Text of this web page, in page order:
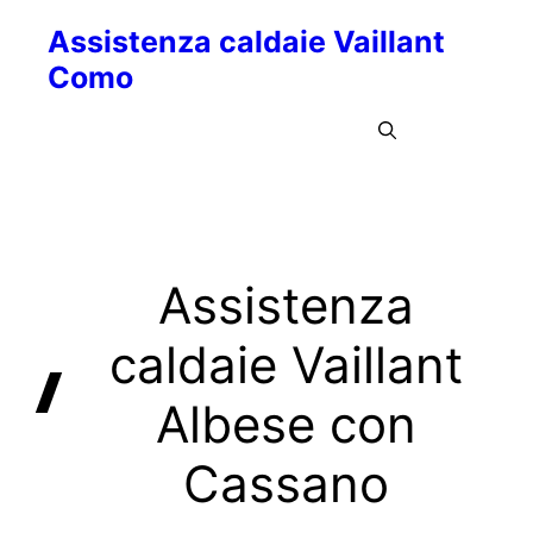
contenuto
Assistenza caldaie Vaillant
Como
Assistenza
caldaie Vaillant
Albese con
Cassano